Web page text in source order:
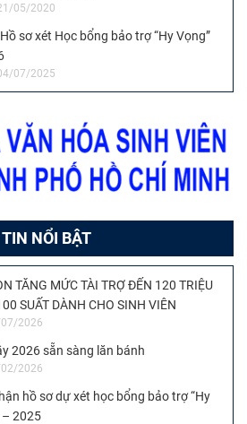
05/2020
sơ xét Học bổng bảo trợ “Hy Vọng”
07/2025
TIN NỔI BẬT
TĂNG MỨC TÀI TRỢ ĐẾN 120 TRIỆU
SUẤT DÀNH CHO SINH VIÊN
2026
2026 sẵn sàng lăn bánh
2026
hồ sơ dự xét học bổng bảo trợ “Hy
– 2025